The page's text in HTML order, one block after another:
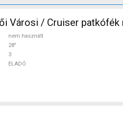
BIANCHI Női Városi / Cruiser
nem használt
28"
3
ELADÓ